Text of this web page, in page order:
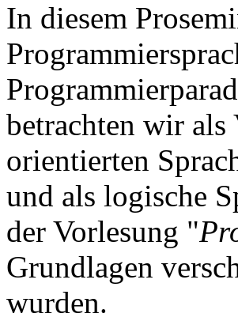
In diesem
betrachten wir
orientierten
und als logische
der Vorlesung "
Grundlagen
wurden.